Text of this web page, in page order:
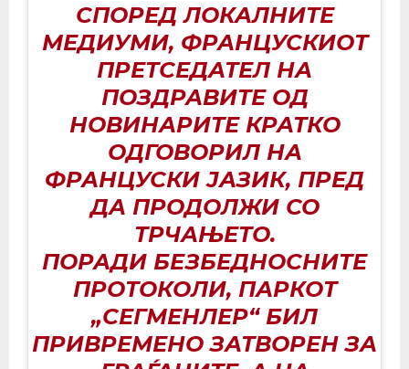
СПОРЕД ЛОКАЛНИТЕ
МЕДИУМИ, ФРАНЦУСКИОТ
ПРЕТСЕДАТЕЛ НА
ПОЗДРАВИТЕ ОД
НОВИНАРИТЕ КРАТКО
ОДГОВОРИЛ НА
ФРАНЦУСКИ ЈАЗИК, ПРЕД
ДА ПРОДОЛЖИ СО
ТРЧАЊЕТО.
ПОРАДИ БЕЗБЕДНОСНИТЕ
ПРОТОКОЛИ, ПАРКОТ
„СЕГМЕНЛЕР“ БИЛ
ПРИВРЕМЕНО ЗАТВОРЕН ЗА